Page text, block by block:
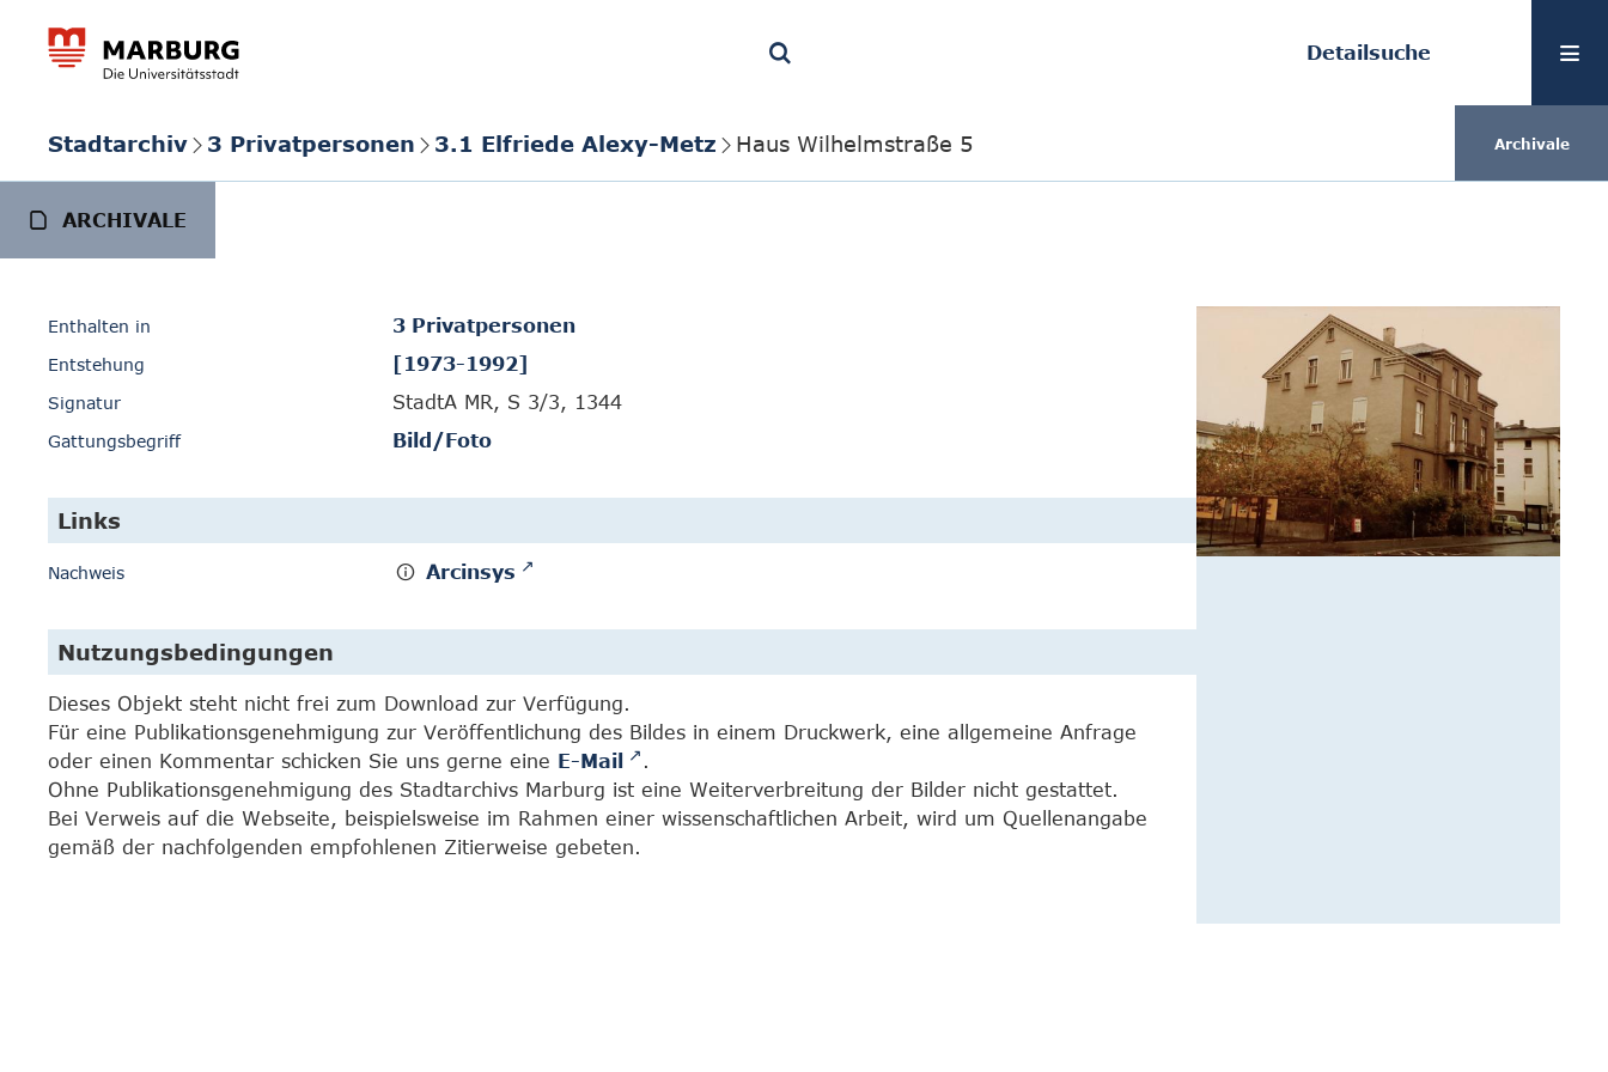
Detailsuche
Stadtarchiv 3 Privatpersonen 3.1 Elfriede Alexy-Metz Haus Wilhelmstraße 5 Archivale
ARCHIVALE
Enthalten in 3 Privatpersonen
Entstehung [1973-1992]
Signatur StadtA MR, S 3/3, 1344
Gattungsbegriff Bild/Foto
Links
Nachweis Arcinsys
Nutzungsbedingungen
Dieses Objekt steht nicht frei zum Download zur Verfügung.
Für eine Publikationsgenehmigung zur Veröffentlichung des Bildes in einem Druckwerk, eine allgemeine Anfrage
oder einen Kommentar schicken Sie uns gerne eine E-Mail
.
Ohne Publikationsgenehmigung des Stadtarchivs Marburg ist eine Weiterverbreitung der Bilder nicht gestattet.
Bei Verweis auf die Webseite, beispielsweise im Rahmen einer wissenschaftlichen Arbeit, wird um Quellenangabe
gemäß der nachfolgenden empfohlenen Zitierweise gebeten.